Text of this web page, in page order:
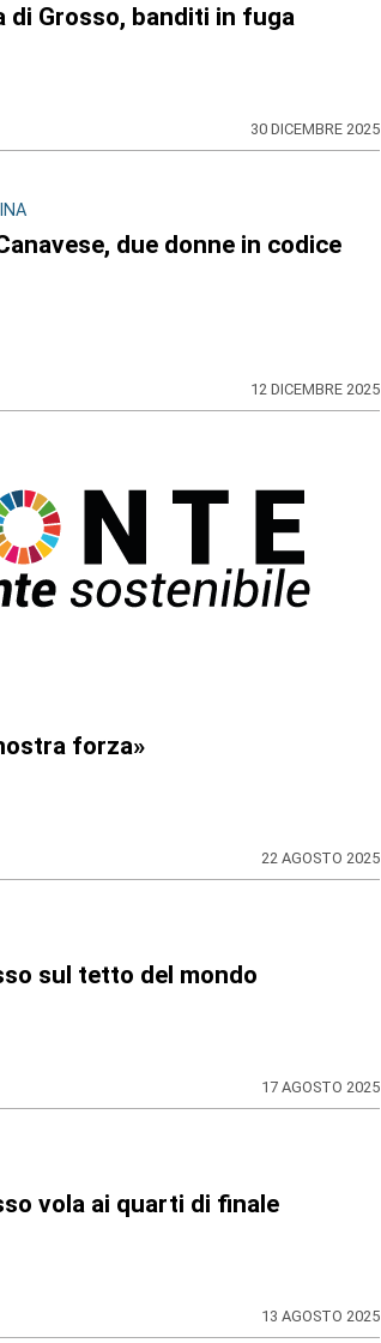
di Grosso, banditi in fuga
30 DICEMBRE 2025
due donne in codice
12 DICEMBRE 2025
forza»
22 AGOSTO 2025
sul tetto del mondo
17 AGOSTO 2025
vola ai quarti di finale
13 AGOSTO 2025